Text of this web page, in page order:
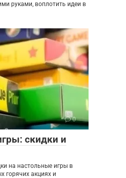
руками, воплотить идеи в
0
скидки и
на настольные игры в
горячих акциях и